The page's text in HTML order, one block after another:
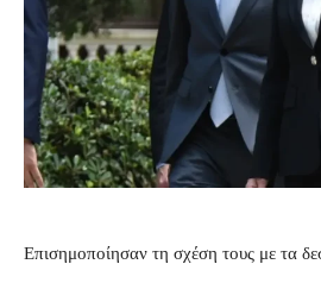
Επισημοποίησαν τη σχέση τους με τα